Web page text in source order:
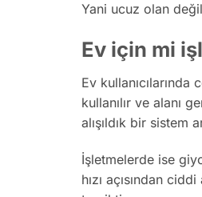
Yani ucuz olan
Ev için mi
Ev
kullanılır ve alanı
alışıldık bir
İşletmelerde ise
hızı açısından